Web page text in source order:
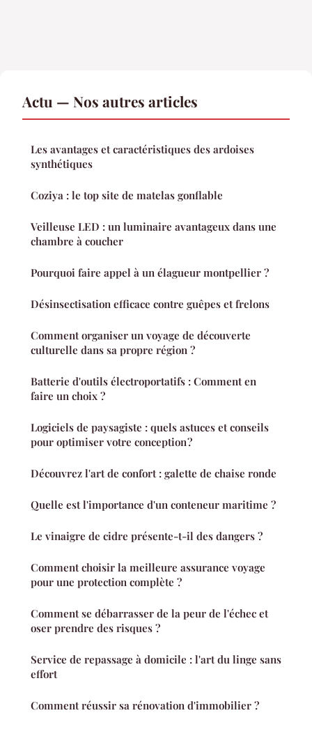
Actu — Nos autres articles
Les avantages et caractéristiques des ardoises
synthétiques
Coziya : le top site de matelas gonflable
Veilleuse LED : un luminaire avantageux dans une
chambre à coucher
Pourquoi faire appel à un élagueur montpellier ?
Désinsectisation efficace contre guêpes et frelons
Comment organiser un voyage de découverte
culturelle dans sa propre région ?
Batterie d'outils électroportatifs : Comment en
faire un choix ?
Logiciels de paysagiste : quels astuces et conseils
pour optimiser votre conception ?
Découvrez l'art de confort : galette de chaise ronde
Quelle est l'importance d'un conteneur maritime ?
Le vinaigre de cidre présente-t-il des dangers ?
Comment choisir la meilleure assurance voyage
pour une protection complète ?
Comment se débarrasser de la peur de l'échec et
oser prendre des risques ?
Service de repassage à domicile : l'art du linge sans
effort
Comment réussir sa rénovation d'immobilier ?